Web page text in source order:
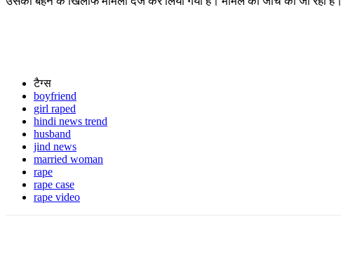
टैग्स
boyfriend
girl raped
hindi news trend
husband
jind news
married woman
rape
rape case
rape video